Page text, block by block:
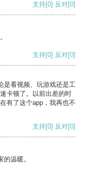
支持[0] 反对[0]
支持[0] 反对[0]
是看视频、玩游戏还是工
卡顿了。以前出差的时
有了这个app，我再也不
支持[0] 反对[0]
温暖。